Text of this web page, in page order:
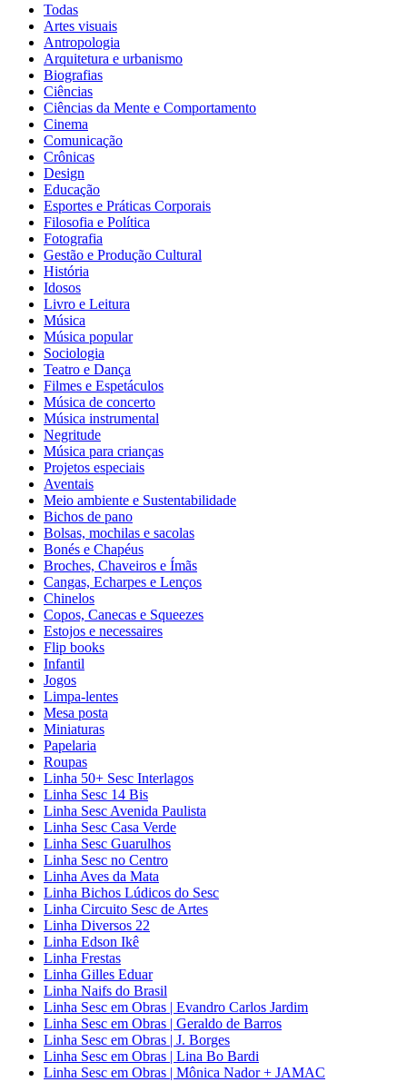
Todas
Artes visuais
Antropologia
Arquitetura e urbanismo
Biografias
Ciências
Ciências da Mente e Comportamento
Cinema
Comunicação
Crônicas
Design
Educação
Esportes e Práticas Corporais
Filosofia e Política
Fotografia
Gestão e Produção Cultural
História
Idosos
Livro e Leitura
Música
Música popular
Sociologia
Teatro e Dança
Filmes e Espetáculos
Música de concerto
Música instrumental
Negritude
Música para crianças
Projetos especiais
Aventais
Meio ambiente e Sustentabilidade
Bichos de pano
Bolsas, mochilas e sacolas
Bonés e Chapéus
Broches, Chaveiros e Ímãs
Cangas, Echarpes e Lenços
Chinelos
Copos, Canecas e Squeezes
Estojos e necessaires
Flip books
Infantil
Jogos
Limpa-lentes
Mesa posta
Miniaturas
Papelaria
Roupas
Linha 50+ Sesc Interlagos
Linha Sesc 14 Bis
Linha Sesc Avenida Paulista
Linha Sesc Casa Verde
Linha Sesc Guarulhos
Linha Sesc no Centro
Linha Aves da Mata
Linha Bichos Lúdicos do Sesc
Linha Circuito Sesc de Artes
Linha Diversos 22
Linha Edson Ikê
Linha Frestas
Linha Gilles Eduar
Linha Naifs do Brasil
Linha Sesc em Obras | Evandro Carlos Jardim
Linha Sesc em Obras | Geraldo de Barros
Linha Sesc em Obras | J. Borges
Linha Sesc em Obras | Lina Bo Bardi
Linha Sesc em Obras | Mônica Nador + JAMAC